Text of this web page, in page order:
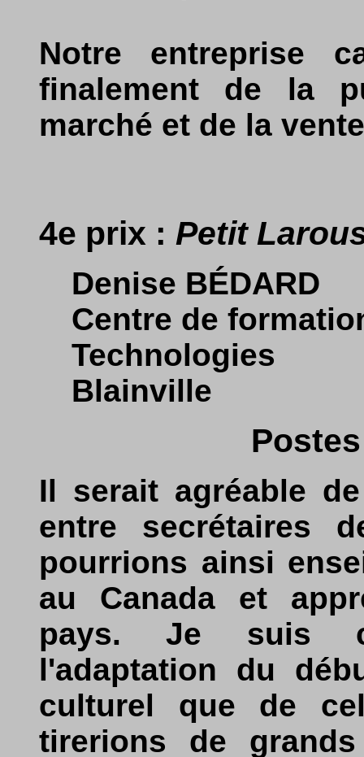
Notre entreprise
finalement de la
marché et de la
4e prix : Petit
Denise BÉDARD
Centre de
Technologies
Blainville
Il serait agréable
entre secrétaires
pourrions ainsi
au Canada et
pays. Je suis
l'adaptation du
culturel que de
tirerions de